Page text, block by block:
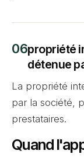
propriété
détenue
La propriété
par la société,
prestataires.
Quand